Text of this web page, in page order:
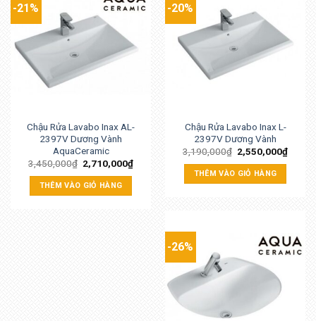
-21%
Chậu Rửa Lavabo Inax AL-
2397V Dương Vành
AquaCeramic
3,450,000₫ 2,710,000₫
THÊM VÀO GIỎ HÀNG
-20%
Chậu Rửa Lavabo Inax L-
2397V Dương Vành
3,190,000₫ 2,550,000₫
THÊM VÀO GIỎ HÀNG
-26%